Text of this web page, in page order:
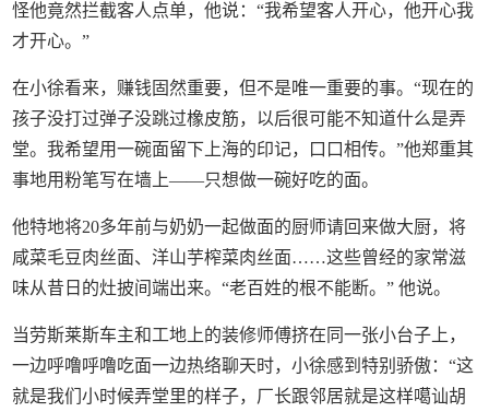
怪他竟然拦截客人点单，他说：“我希望客人开心，他开心我
才开心。”
在小徐看来，赚钱固然重要，但不是唯一重要的事。“现在的
孩子没打过弹子没跳过橡皮筋，以后很可能不知道什么是弄
堂。我希望用一碗面留下上海的印记，口口相传。”他郑重其
事地用粉笔写在墙上——只想做一碗好吃的面。
他特地将20多年前与奶奶一起做面的厨师请回来做大厨，将
咸菜毛豆肉丝面、洋山芋榨菜肉丝面……这些曾经的家常滋
味从昔日的灶披间端出来。“老百姓的根不能断。” 他说。
当劳斯莱斯车主和工地上的装修师傅挤在同一张小台子上，
一边呼噜呼噜吃面一边热络聊天时，小徐感到特别骄傲：“这
就是我们小时候弄堂里的样子，厂长跟邻居就是这样噶讪胡